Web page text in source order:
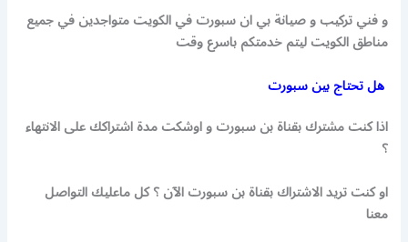
و فني تركيب و صيانة بي ان سبورت في الكويت متواجدين في جميع
مناطق الكويت ليتم خدمتكم باسرع وقت
هل تحتاج بين سبورت
اذا كنت مشترك بقناة بن سبورت و اوشكت مدة اشتراكك على الانتهاء
؟
او كنت تريد الاشتراك بقناة بن سبورت الآن ؟ كل ماعليك التواصل
معنا